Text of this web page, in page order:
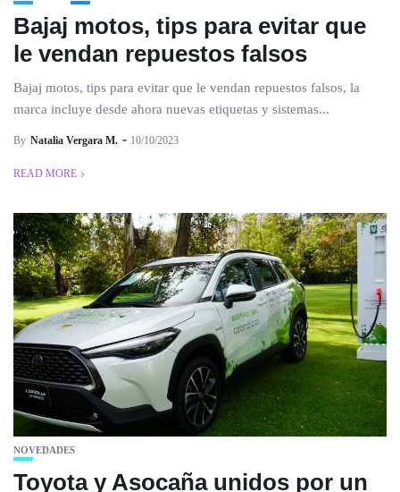
Bajaj motos, tips para evitar que
le vendan repuestos falsos
Bajaj motos, tips para evitar que le vendan repuestos falsos, la
marca incluye desde ahora nuevas etiquetas y sistemas...
By Natalia Vergara M. 10/10/2023
READ MORE
NOVEDADES
Toyota y Asocaña unidos por un